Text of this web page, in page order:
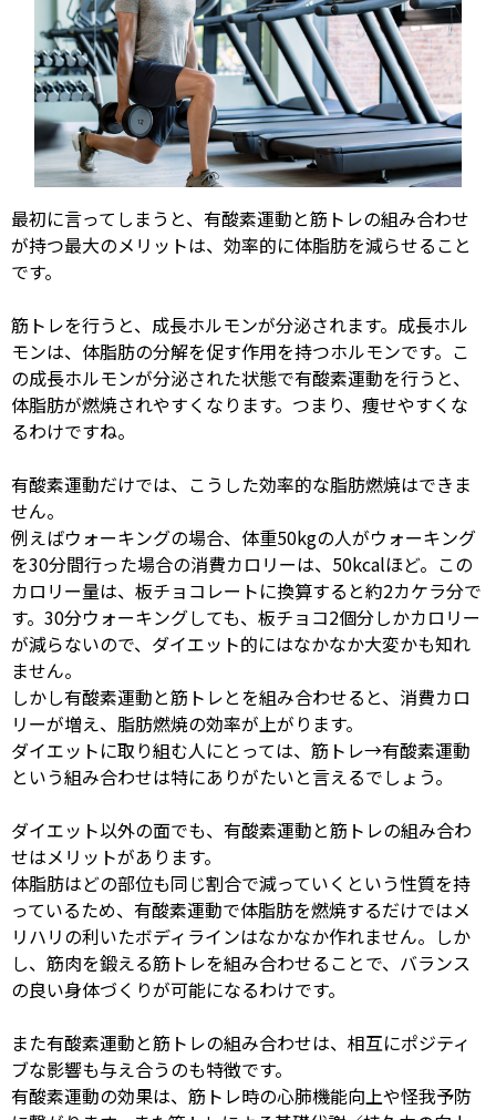
最初に言ってしまうと、有酸素運動と筋トレの組み合わせ
が持つ最大のメリットは、効率的に体脂肪を減らせること
です。
筋トレを行うと、成長ホルモンが分泌されます。成長ホル
モンは、体脂肪の分解を促す作用を持つホルモンです。こ
の成長ホルモンが分泌された状態で有酸素運動を行うと、
体脂肪が燃焼されやすくなります。つまり、痩せやすくな
るわけですね。
有酸素運動だけでは、こうした効率的な脂肪燃焼はできま
せん。
例えばウォーキングの場合、体重50kgの人がウォーキング
を30分間行った場合の消費カロリーは、 50kcalほど。この
カロリー量は、板チョコレートに換算すると約2カケラ分で
す。 30分ウォーキングしても、板チョコ2個分しかカロリー
が減らないので、ダイエット的にはなかなか大変かも知れ
ません。
しかし有酸素運動と筋トレとを組み合わせると、消費カロ
リーが増え、脂肪燃焼の効率が上がります。
ダイエットに取り組む人にとっては、筋トレ→有酸素運動
という組み合わせは特にありがたいと言えるでしょう。
ダイエット以外の面でも、有酸素運動と筋トレの組み合わ
せはメリットがあります。
体脂肪はどの部位も同じ割合で減っていくという性質を持
っているため、有酸素運動で体脂肪を燃焼するだけではメ
リハリの利いたボディラインはなかなか作れません。しか
し、筋肉を鍛える筋トレを組み合わせることで、バランス
の良い身体づくりが可能になるわけです。
また有酸素運動と筋トレの組み合わせは、相互にポジティ
ブな影響も与え合うのも特徴です。
有酸素運動の効果は、筋トレ時の心肺機能向上や怪我予防